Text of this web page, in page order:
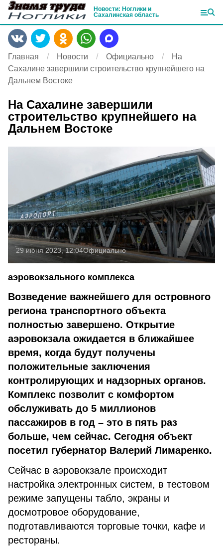
Новости: Ноглики и
Сахалинская область
Главная Новости Официально
На
Сахалине завершили строительство крупнейшего на
Дальнем Востоке
На Сахалине завершили
строительство крупнейшего на
Дальнем Востоке
29 июня 2023, 12:04Официально
аэровокзального комплекса
Возведение важнейшего для островного
региона транспортного объекта
полностью завершено. Открытие
аэровокзала ожидается в ближайшее
время, когда будут получены
положительные заключения
контролирующих и надзорных органов.
Комплекс позволит с комфортом
обслуживать до 5 миллионов
пассажиров в год – это в пять раз
больше, чем сейчас. Сегодня объект
посетил губернатор Валерий Лимаренко.
Сейчас в аэровокзале происходит
настройка электронных систем, в тестовом
режиме запущены табло, экраны и
досмотровое оборудование,
подготавливаются торговые точки, кафе и
рестораны.